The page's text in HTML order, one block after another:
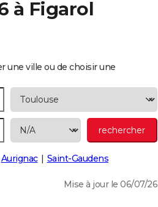
à Figarol
une ville ou de choisir une
Aurignac Saint-Gaudens
Mise à jour le 06/07/26